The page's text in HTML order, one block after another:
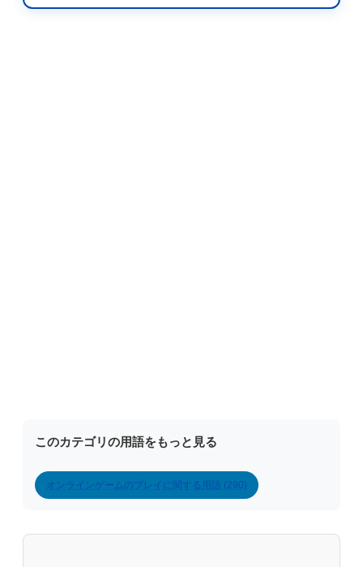
このカテゴリの用語をもっと見る
オンラインゲームのプレイに関する用語 (290)